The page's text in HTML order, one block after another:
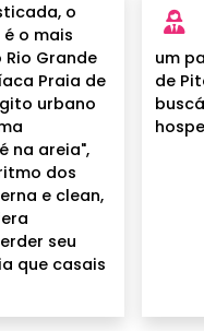
o
o mais
Grande
Praia de
urbano
na areia",
dos
e clean,
seu
que casais
um
de